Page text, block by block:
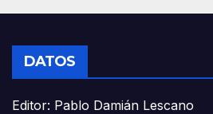
DATOS
Editor: Pablo Damián Lescano